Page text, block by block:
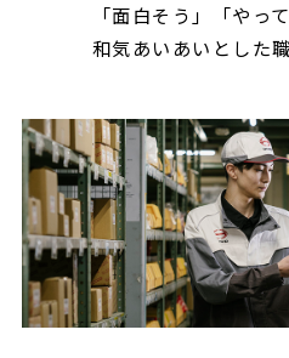
「面白そう」「やっ
和気あいあいとした